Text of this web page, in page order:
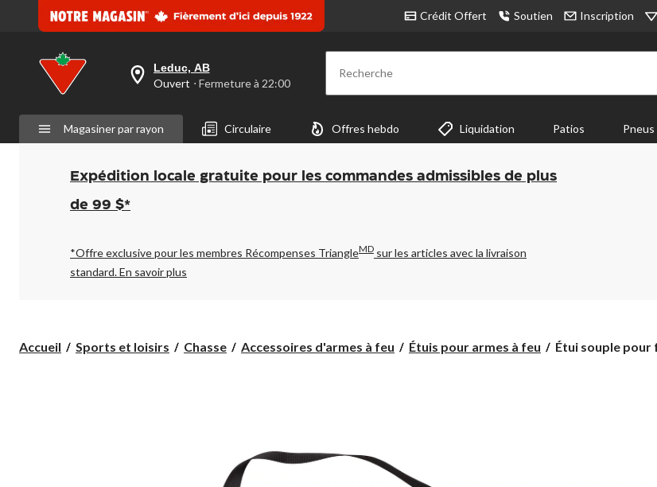
Crédit Offert Soutien Inscription
votre
est
Leduc,
AB,
Ouvert,
Fermeture
à
pour
changer
Leduc, AB
Ouvert ⋅ Fermeture à 22:00 Recherche
Magasiner par rayon Circulaire Offres hebdo Liquidation Patios Pneus
Expédition locale gratuite pour les commandes admissibles de plus
de 99 $*
*Offre exclusive pour les membres Récompenses TriangleMD sur les articles avec la livraison
standard.En savoir plus
Accueil Sports et loisirs Chasse Accessoires d'armes à feu Étuis pour armes à feu
Étui
Étui souple pour